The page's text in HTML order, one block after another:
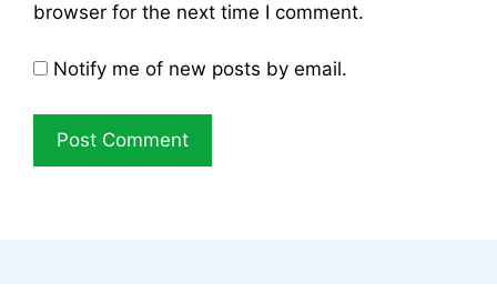
browser for the next time I comment.
Notify me of new posts by email.